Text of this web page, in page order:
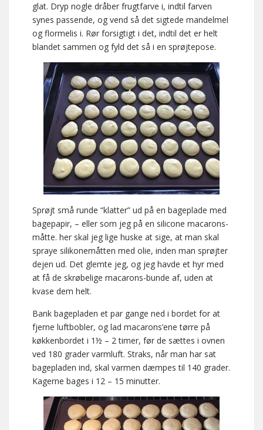
glat. Dryp nogle dråber frugtfarve i, indtil farven
synes passende, og vend så det sigtede mandelmel
og flormelis i. Rør forsigtigt i det, indtil det er helt
blandet sammen og fyld det så i en sprøjtepose.
Sprøjt små runde “klatter” ud på en bageplade med
bagepapir, – eller som jeg på en silicone macarons-
måtte. her skal jeg lige huske at sige, at man skal
spraye silikonemåtten med olie, inden man sprøjter
dejen ud. Det glemte jeg, og jeg havde et hyr med
at få de skrøbelige macarons-bunde af, uden at
kvase dem helt.
Bank bagepladen et par gange ned i bordet for at
fjerne luftbobler, og lad macarons’ene tørre på
køkkenbordet i 1½ – 2 timer, før de sættes i ovnen
ved 180 grader varmluft. Straks, når man har sat
bagepladen ind, skal varmen dæmpes til 140 grader.
Kagerne bages i 12 – 15 minutter.